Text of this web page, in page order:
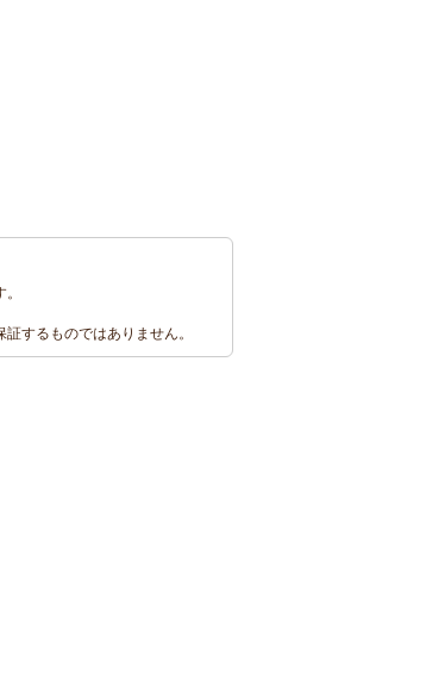
するものではありません。